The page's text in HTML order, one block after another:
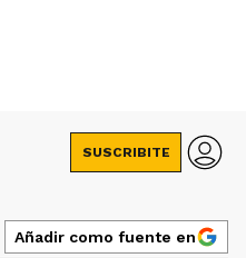
SUSCRIBITE
Añadir como fuente en